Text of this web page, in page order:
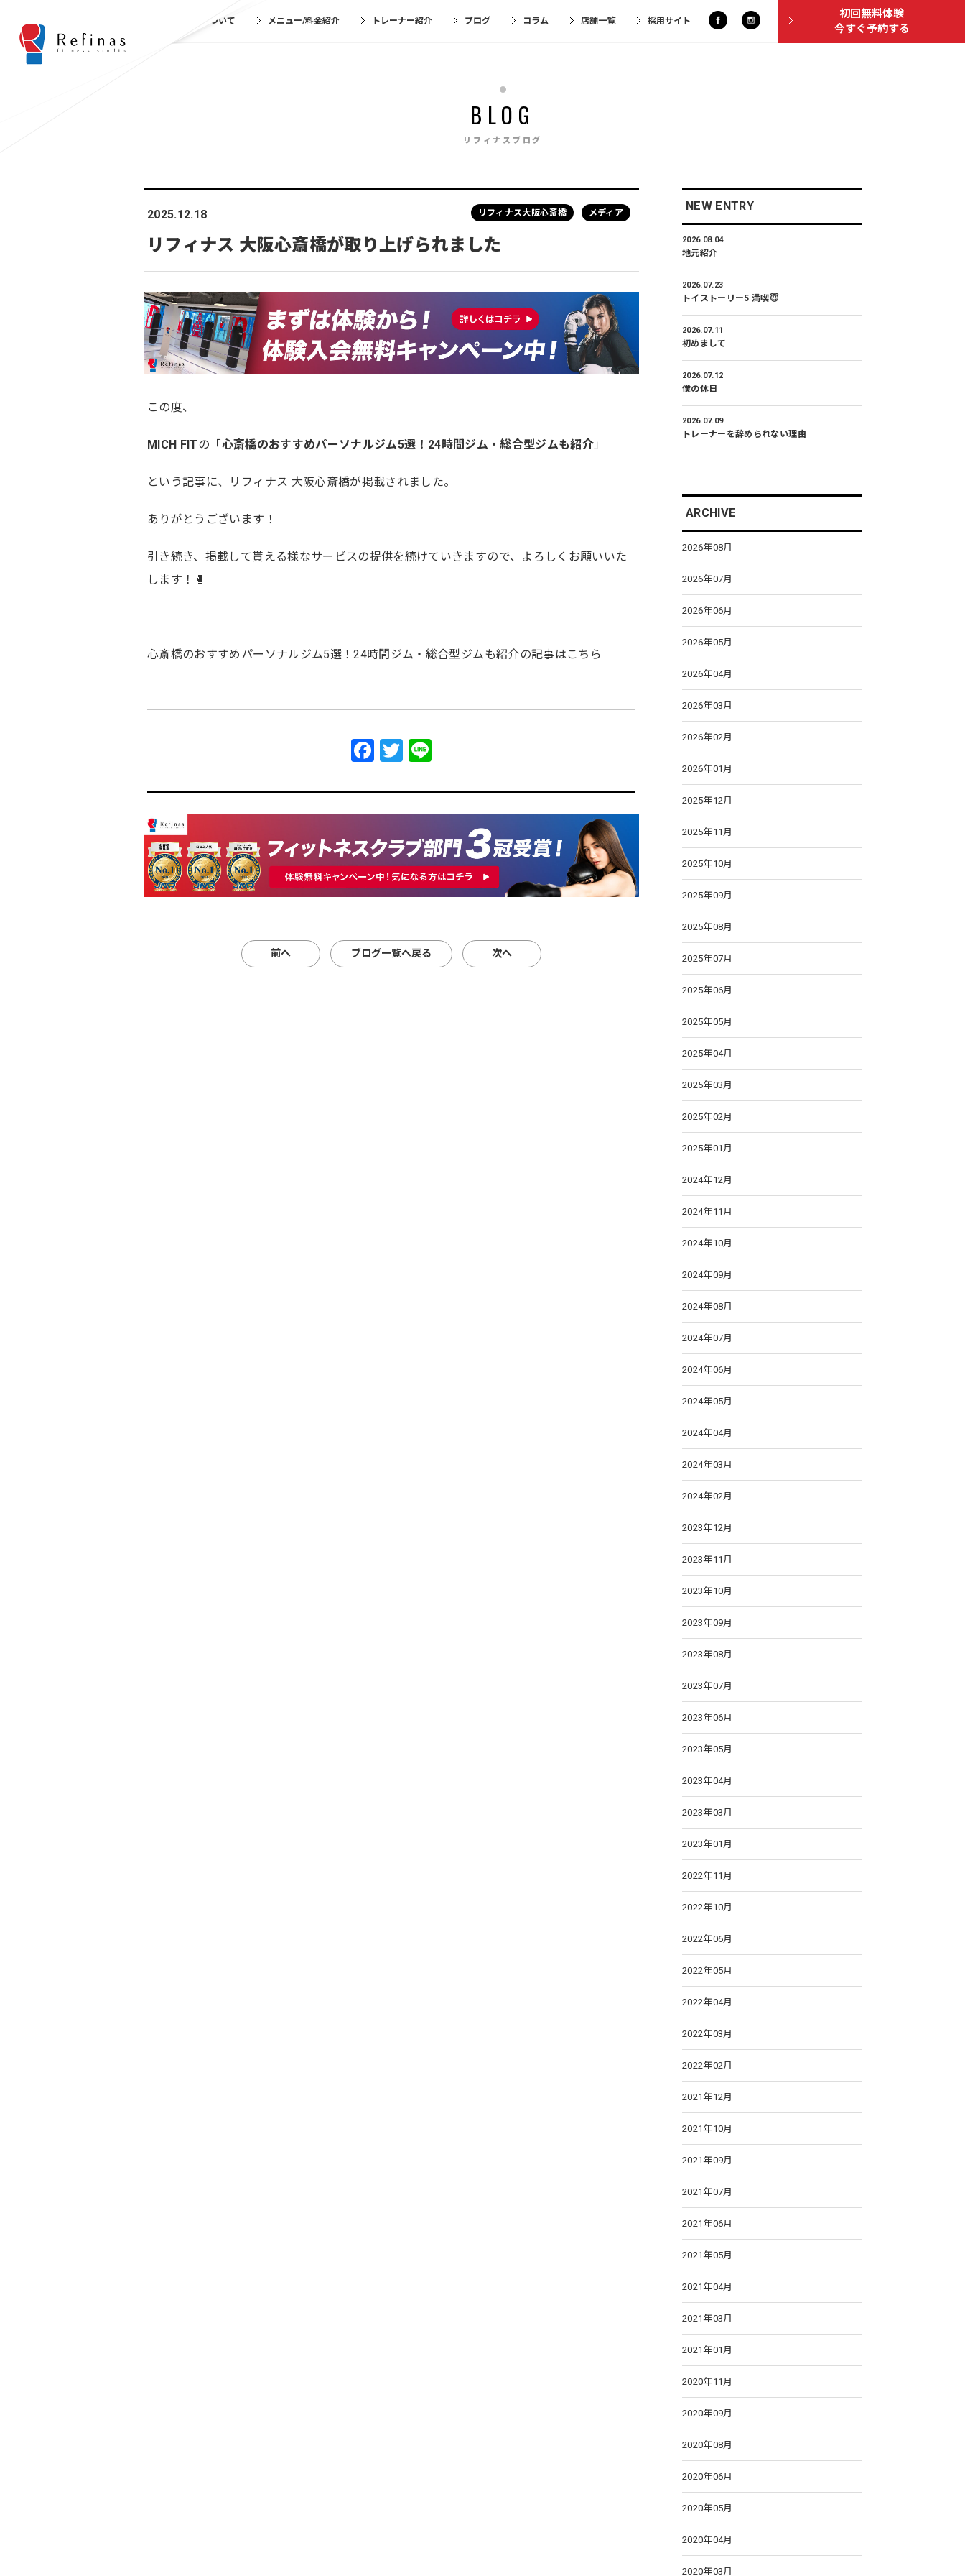
リフィナスについて メニュー/料金紹介 トレーナー紹介 ブログ コラム 店舗一覧 採用サイト
初回無料体験
今すぐ予約する
BLOG
リフィナスブログ
2025.12.18 リフィナス大阪心斎橋 メディア
リフィナス 大阪心斎橋が取り上げられました
この度、
MICH FITの「心斎橋のおすすめパーソナルジム5選！24時間ジム・総合型ジムも紹介 」
という記事に、リフィナス 大阪心斎橋が掲載されました。
ありがとうございます！
引き続き、掲載して貰える様なサービスの提供を続けていきますので、よろしくお願いいた
します！🥊
心斎橋のおすすめパーソナルジム5選！24時間ジム・総合型ジムも紹介の記事はこちら
Facebook
Twitter
前へ ブログ一覧へ戻る 次へ
NEW ENTRY
2026.08.04
地元紹介
2026.07.23
トイストーリー5 満喫😇
2026.07.11
初めまして
2026.07.12
僕の休日
2026.07.09
トレーナーを辞められない理由
ARCHIVE
2026年08月
2026年07月
2026年06月
2026年05月
2026年04月
2026年03月
2026年02月
2026年01月
2025年12月
2025年11月
2025年10月
2025年09月
2025年08月
2025年07月
2025年06月
2025年05月
2025年04月
2025年03月
2025年02月
2025年01月
2024年12月
2024年11月
2024年10月
2024年09月
2024年08月
2024年07月
2024年06月
2024年05月
2024年04月
2024年03月
2024年02月
2023年12月
2023年11月
2023年10月
2023年09月
2023年08月
2023年07月
2023年06月
2023年05月
2023年04月
2023年03月
2023年01月
2022年11月
2022年10月
2022年06月
2022年05月
2022年04月
2022年03月
2022年02月
2021年12月
2021年10月
2021年09月
2021年07月
2021年06月
2021年05月
2021年04月
2021年03月
2021年01月
2020年11月
2020年09月
2020年08月
2020年06月
2020年05月
2020年04月
2020年03月